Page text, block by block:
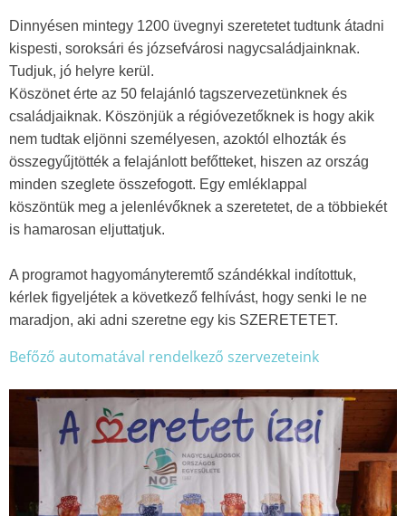
Dinnyésen mintegy 1200 üvegnyi szeretetet tudtunk átadni
kispesti, soroksári és józsefvárosi nagycsaládjainknak.
Tudjuk, jó helyre kerül.
Köszönet érte az 50 felajánló tagszervezetünknek és
családjaiknak. Köszönjük a régióvezetőknek is hogy akik
nem tudtak eljönni személyesen, azoktól elhozták és
összegyűjtötték a felajánlott befőtteket, hiszen az ország
minden szeglete összefogott. Egy emléklappal
köszöntük meg a jelenlévőknek a szeretetet, de a többiekét
is hamarosan eljuttatjuk.
A programot hagyományteremtő szándékkal indítottuk,
kérlek figyeljétek a következő felhívást, hogy senki le ne
maradjon, aki adni szeretne egy kis SZERETETET.
Befőző automatával rendelkező szervezeteink